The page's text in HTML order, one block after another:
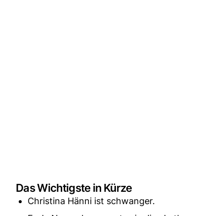
Das Wichtigste in Kürze
Christina Hänni ist schwanger.